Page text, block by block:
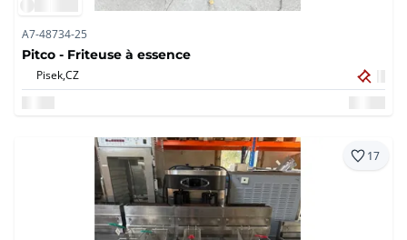
A7-48734-25
Pitco - Friteuse à essence
Pisek,CZ
17